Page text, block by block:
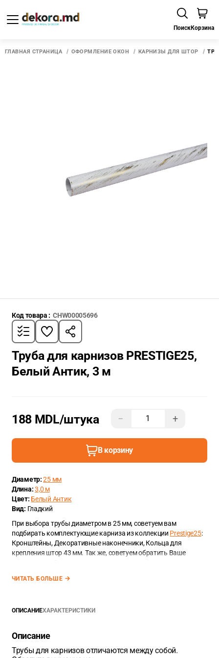
ПоискКорзина
ГЛАВНАЯ СТРАНИЦА ОФОРМЛЕНИЕ ОКОН КАРНИЗЫ ДЛЯ ШТОР
Код товара : CHW00005696
Труба для карнизов PRESTIGE25,
Белый Антик, 3 м
188 MDL/штука − +
В корзину
Диаметр:25 мм
Длина:3,0 м
Цвет: Белый Антик
Вид: Гладкий
При выбора трубы диаметром в 25 мм, советуем вам
подбирать комплектующие карниза из коллекции Prestige25:
Кронштейны, Декоративные наконечники, Кольца для
крепления штор 43 мм. Так же, советуем обратить Ваше
ЧИТАТЬ БОЛЬШЕ
ОПИСАНИЕХАРАКТЕРИСТИКИ
Описание
Трубы для карнизов отличаются между собой.